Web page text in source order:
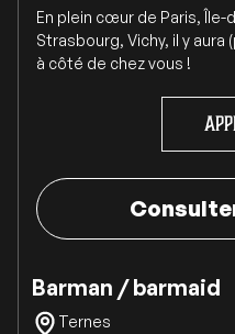
En plein cœur de Paris, Île-
Strasbourg, Vichy, il y aura
à côté de chez vous !
Barman / barmaid
Ternes